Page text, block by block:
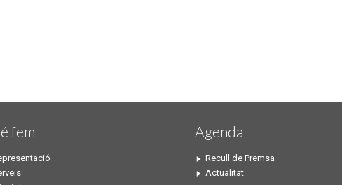
fem Agenda
Recull de Premsa
Actualitat